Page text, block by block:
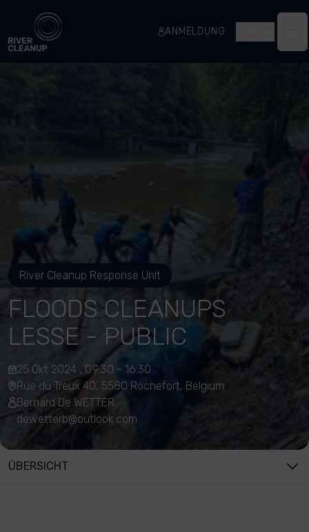
River Cleanup
ANMELDUNG
River Cleanup Response Unit
FLOODS CLEANUPS
LESSE - PUBLIC
25 Okt 2024 , 09:30 - 16:30
Rue du Treux 40, 5580 Rochefort, Belgium
Bernard De WETTER
dewetterb@outlook.com
ÜBERSICHT